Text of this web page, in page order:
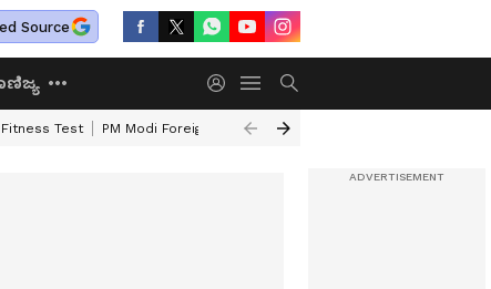
Source
Test PM Modi Foreign Travel Expenditure